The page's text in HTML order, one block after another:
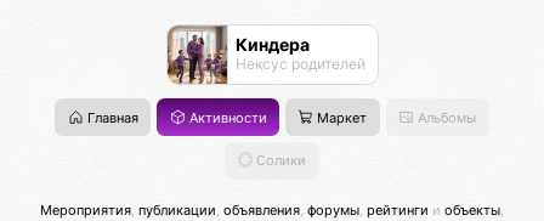
Киндера
Нексус родителей
Главная Активности Маркет Альбомы
Солики
Мероприятия публикации объявления форумы рейтинги и объекты